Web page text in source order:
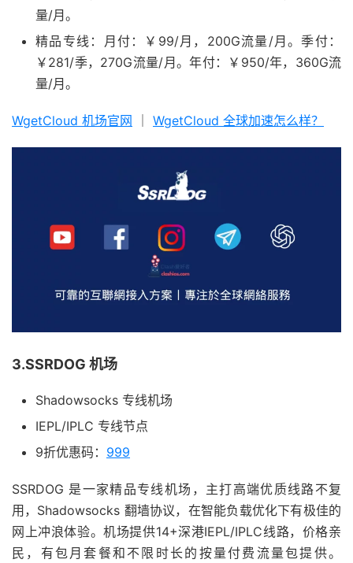
量/月。
精品专线：月付：￥99/月，200G流量/月。季付：
￥281/季，270G流量/月。年付：￥950/年，360G流
量/月。
WgetCloud 机场官网 WgetCloud 全球加速怎么样？
3.SSRDOG 机场
Shadowsocks 专线机场
IEPL/IPLC 专线节点
9折优惠码： 999
SSRDOG 是一家精品专线机场，主打高端优质线路不复
用，Shadowsocks 翻墙协议，在智能负载优化下有极佳的
网上冲浪体验。机场提供14+深港IEPL/IPLC线路，价格亲
民，有包月套餐和不限时长的按量付费流量包提供。